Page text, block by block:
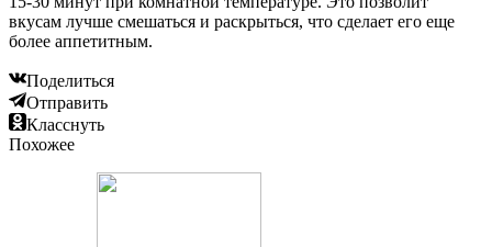
вкусам лучше смешаться и раскрыться, что сделает его еще
более аппетитным.
Поделиться
Отправить
Класснуть
Похожее